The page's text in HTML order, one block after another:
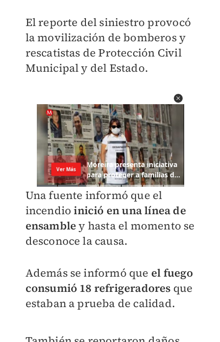
El reporte del siniestro provocó
la movilización de bomberos y
rescatistas de Protección Civil
Municipal y del Estado.
Una fuente informó que el
incendio inició en una línea de
ensamble y hasta el momento se
desconoce la causa.
Además se informó que el fuego
consumió 18 refrigeradores que
estaban a prueba de calidad.